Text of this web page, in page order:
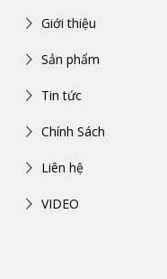
Giới thiệu
Sản phẩm
Tin tức
Chính Sách
Liên hệ
VIDEO